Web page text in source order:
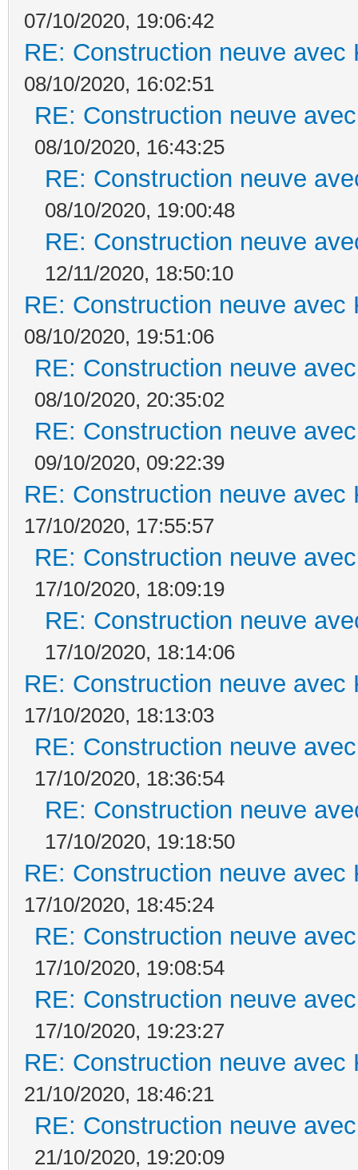
07/10/2020, 19:06:42
RE: Construction neuve avec
08/10/2020, 16:02:51
RE: Construction neuve
08/10/2020, 16:43:25
RE: Construction neuve
08/10/2020, 19:00:48
RE: Construction neuve
12/11/2020, 18:50:10
RE: Construction neuve avec
08/10/2020, 19:51:06
RE: Construction neuve
08/10/2020, 20:35:02
RE: Construction neuve
09/10/2020, 09:22:39
RE: Construction neuve avec
17/10/2020, 17:55:57
RE: Construction neuve
17/10/2020, 18:09:19
RE: Construction neuve
17/10/2020, 18:14:06
RE: Construction neuve avec
17/10/2020, 18:13:03
RE: Construction neuve
17/10/2020, 18:36:54
RE: Construction neuve
17/10/2020, 19:18:50
RE: Construction neuve avec
17/10/2020, 18:45:24
RE: Construction neuve
17/10/2020, 19:08:54
RE: Construction neuve
17/10/2020, 19:23:27
RE: Construction neuve avec
21/10/2020, 18:46:21
RE: Construction neuve
21/10/2020, 19:20:09